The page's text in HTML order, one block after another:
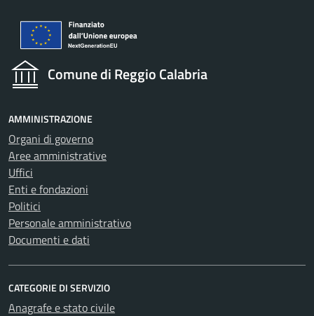
Comune di Reggio Calabria
AMMINISTRAZIONE
Organi di governo
Aree amministrative
Uffici
Enti e fondazioni
Politici
Personale amministrativo
Documenti e dati
CATEGORIE DI SERVIZIO
Anagrafe e stato civile